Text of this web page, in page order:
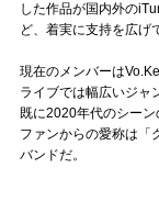
した作品が国内外の
ど、着実に支持を広げ
現在のメンバーは
ライブでは幅広いジャ
既に2020年代のシーン
ファンからの愛称は「
バンドだ。